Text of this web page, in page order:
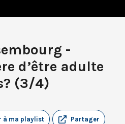
-
d’être adulte
(3/4)
Partager
à ma playlist